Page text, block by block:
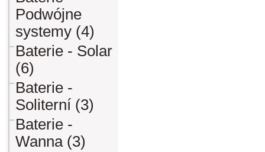
Podwójne
systemy (4)
Baterie - Solar
(6)
Baterie -
Soliterní (3)
Baterie -
Wanna (3)